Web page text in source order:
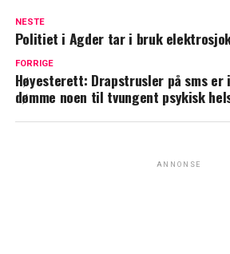
NESTE
Politiet i Agder tar i bruk
FORRIGE
Høyesterett: Drapstrusler på sms er
dømme noen til tvungent psykisk
ANNONSE